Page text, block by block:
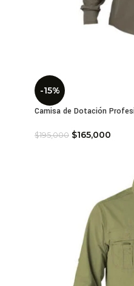
-15%
Camisa de Dotación
$195,000 $165,000